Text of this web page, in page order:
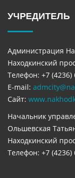
УЧРЕДИТЕЛЬ
Администрация
Находкинский
Телефон: +7 (4236)
E-mail:
Сайт:
Начальник
Ольшевская
Находкинский
Телефон: +7 (4236)